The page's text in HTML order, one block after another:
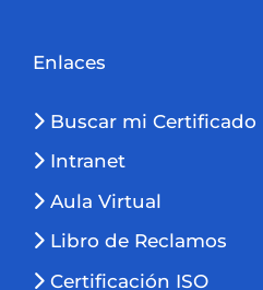
Enlaces
Buscar mi Certificado
Intranet
Aula Virtual
Libro de Reclamos
Certificación ISO